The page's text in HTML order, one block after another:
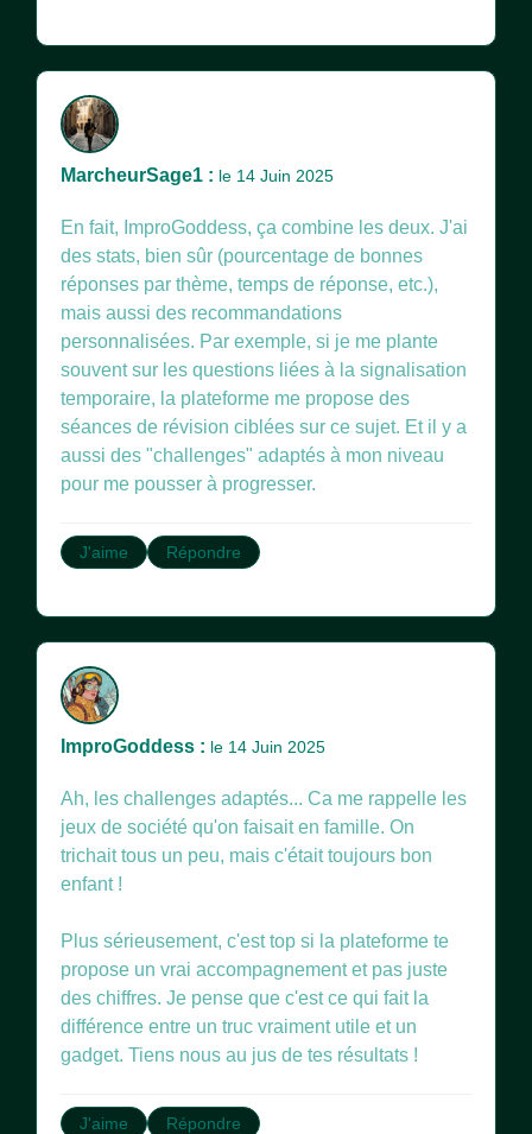
MarcheurSage1 : le 14 Juin 2025
En fait, ImproGoddess, ça combine les deux. J'ai
des stats, bien sûr (pourcentage de bonnes
réponses par thème, temps de réponse, etc.),
mais aussi des recommandations
personnalisées. Par exemple, si je me plante
souvent sur les questions liées à la signalisation
temporaire, la plateforme me propose des
séances de révision ciblées sur ce sujet. Et il y a
aussi des "challenges" adaptés à mon niveau
pour me pousser à progresser.
J'aime Répondre
ImproGoddess : le 14 Juin 2025
Ah, les challenges adaptés... Ca me rappelle les
jeux de société qu'on faisait en famille. On
trichait tous un peu, mais c'était toujours bon
enfant !
Plus sérieusement, c'est top si la plateforme te
propose un vrai accompagnement et pas juste
des chiffres. Je pense que c'est ce qui fait la
différence entre un truc vraiment utile et un
gadget. Tiens nous au jus de tes résultats !
J'aime Répondre